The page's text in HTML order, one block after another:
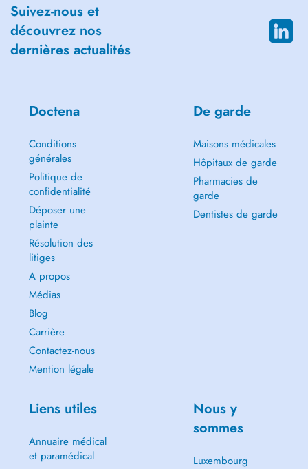
Suivez-nous et
découvrez nos
dernières actualités
Doctena
Conditions
générales
Politique de
confidentialité
Déposer une
plainte
Résolution des
litiges
A propos
Médias
Blog
Carrière
Contactez-nous
Mention légale
De garde
Maisons médicales
Hôpitaux de garde
Pharmacies de
garde
Dentistes de garde
Liens utiles
Annuaire médical
et paramédical
Nous y
sommes
Luxembourg